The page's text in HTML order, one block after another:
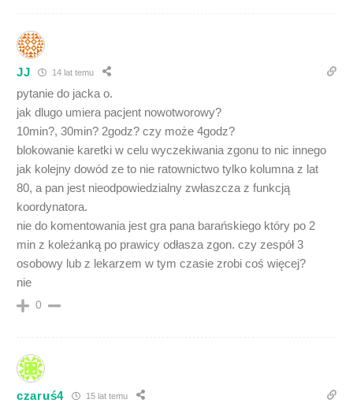
JJ 14 lat temu
pytanie do jacka o.
jak dlugo umiera pacjent nowotworowy?
10min?, 30min? 2godz? czy może 4godz?
blokowanie karetki w celu wyczekiwania zgonu to nic innego
jak kolejny dowód ze to nie ratownictwo tylko kolumna z lat
80, a pan jest nieodpowiedzialny zwłaszcza z funkcją
koordynatora.
nie do komentowania jest gra pana barańskiego który po 2
min z koleżanką po prawicy odłasza zgon. czy zespół 3
osobowy lub z lekarzem w tym czasie zrobi coś więcej?
nie
0
czaruś4 15 lat temu